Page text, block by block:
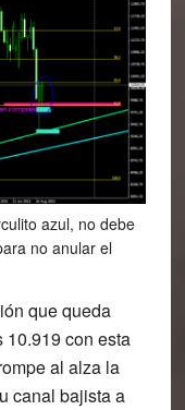
azul, no debe
no anular el
que queda
10.919 con esta
al alza la
canal bajista a